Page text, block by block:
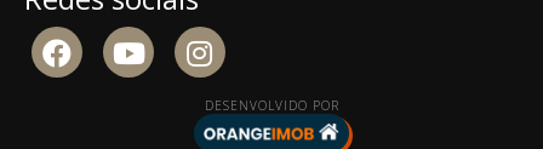
DESENVOLVIDO POR